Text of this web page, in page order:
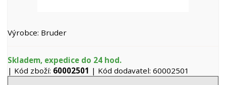
Výrobce: Bruder
Skladem, expedice do 24 hod.
| Kód zboží: 60002501 | Kód dodavatel: 60002501